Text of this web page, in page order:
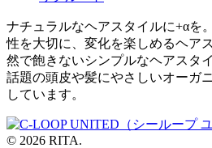
ナチュラルなヘアスタイルに+αを
性を大切に、変化を楽しめるヘア
然で飽きないシンプルなヘアスタ
話題の頭皮や髪にやさしいオーガ
しています。
© 2026 RITA.